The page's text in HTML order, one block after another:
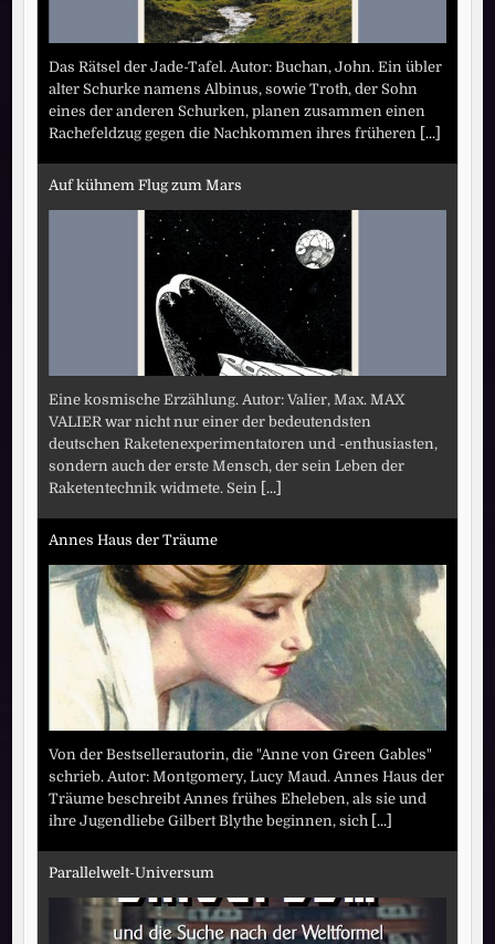
Das Rätsel der Jade-Tafel. Autor: Buchan, John. Ein übler
alter Schurke namens Albinus, sowie Troth, der Sohn
eines der anderen Schurken, planen zusammen einen
Rachefeldzug gegen die Nachkommen ihres früheren [...]
Auf kühnem Flug zum Mars
Eine kosmische Erzählung. Autor: Valier, Max. MAX
VALIER war nicht nur einer der bedeutendsten
deutschen Raketenexperimentatoren und -enthusiasten,
sondern auch der erste Mensch, der sein Leben der
Raketentechnik widmete. Sein [...]
Annes Haus der Träume
Von der Bestsellerautorin, die "Anne von Green Gables"
schrieb. Autor: Montgomery, Lucy Maud. Annes Haus der
Träume beschreibt Annes frühes Eheleben, als sie und
ihre Jugendliebe Gilbert Blythe beginnen, sich [...]
Parallelwelt-Universum